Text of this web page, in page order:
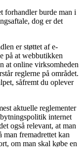
forhandler burde man i
dog er det
er støttet af e-
på at webbutikken
at online virksomheden
reglerne på området.
såfremt du oplever
aktuelle reglementer
internet
også relevant, at man
man fremadrettet kan
om man skal købe en